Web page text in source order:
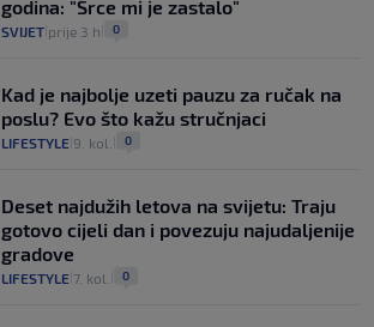
godina: "Srce mi je zastalo"
SVIJET prije 3 h 0
Kad je najbolje uzeti pauzu za ručak na
poslu? Evo što kažu stručnjaci
LIFESTYLE 9. kol. 0
Deset najdužih letova na svijetu: Traju
gotovo cijeli dan i povezuju najudaljenije
gradove
LIFESTYLE 7. kol. 0